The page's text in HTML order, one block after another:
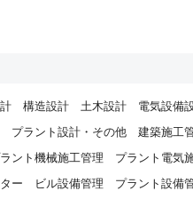
構造設計 土木設計 電気設備
プラント設計・その他 建築施工
ント機械施工管理 プラント電気
ー
ビル設備管理 プラント設備